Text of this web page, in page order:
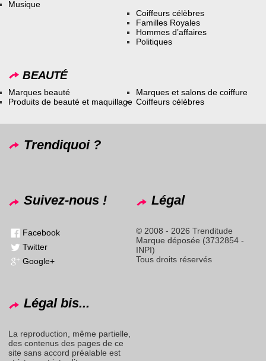
Musique
Coiffeurs célèbres
Familles Royales
Hommes d’affaires
Politiques
BEAUTÉ
Marques beauté
Produits de beauté et maquillage
Marques et salons de coiffure
Coiffeurs célèbres
Trendiquoi ?
Suivez-nous !
Facebook
Twitter
Google+
Légal
© 2008 - 2026 Trenditude
Marque déposée (3732854 -
INPI)
Tous droits réservés
Légal bis...
La reproduction, même partielle,
des contenus des pages de ce
site sans accord préalable est